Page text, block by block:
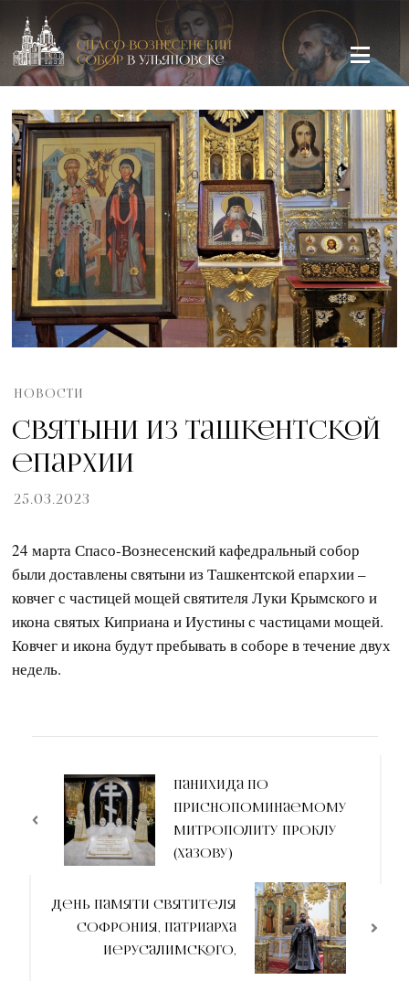
Спасо-Вознесенский кафедральный собор в Ульяновске
НОВОСТИ
Cвятыни из Ташкентской
епархии
25.03.2023
24 марта Спасо-Вознесенский кафедральный собор
были доставлены святыни из Ташкентской епархии –
ковчег с частицей мощей святителя Луки Крымского и
икона святых Киприана и Иустины с частицами мощей.
Ковчег и икона будут пребывать в соборе в течение двух
недель.
по
записям
Панихида по
приснопоминаемому
митрополиту Проклу
(Хазову)
День памяти святителя
Софрония, патриарха
Иерусалимского,